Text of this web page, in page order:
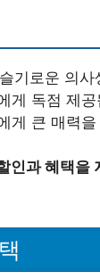
기로운 의사
게 독점 제
게 큰 매력
인과 혜택을